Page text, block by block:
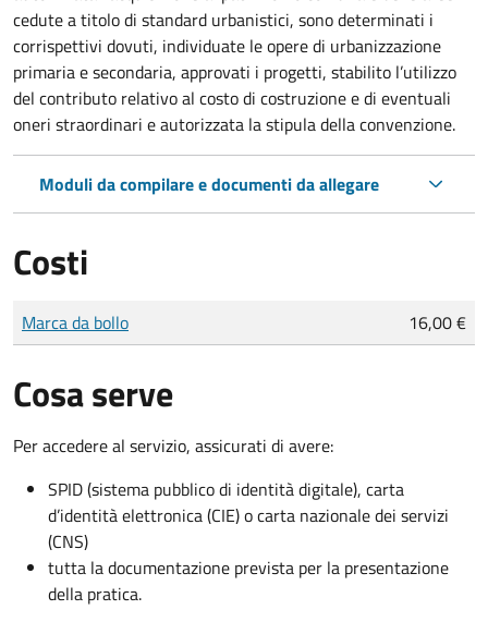
cedute a titolo di standard urbanistici, sono determinati i
corrispettivi dovuti, individuate le opere di urbanizzazione
primaria e secondaria, approvati i progetti, stabilito l’utilizzo
del contributo relativo al costo di costruzione e di eventuali
oneri straordinari e autorizzata la stipula della convenzione.
Moduli da compilare e documenti da allegare
Costi
Tipo di pagamento
Importo
Marca da bollo 16,00 €
Cosa serve
Per accedere al servizio, assicurati di avere:
SPID (sistema pubblico di identità digitale), carta
d’identità elettronica (CIE) o carta nazionale dei servizi
(CNS)
tutta la documentazione prevista per la presentazione
della pratica.